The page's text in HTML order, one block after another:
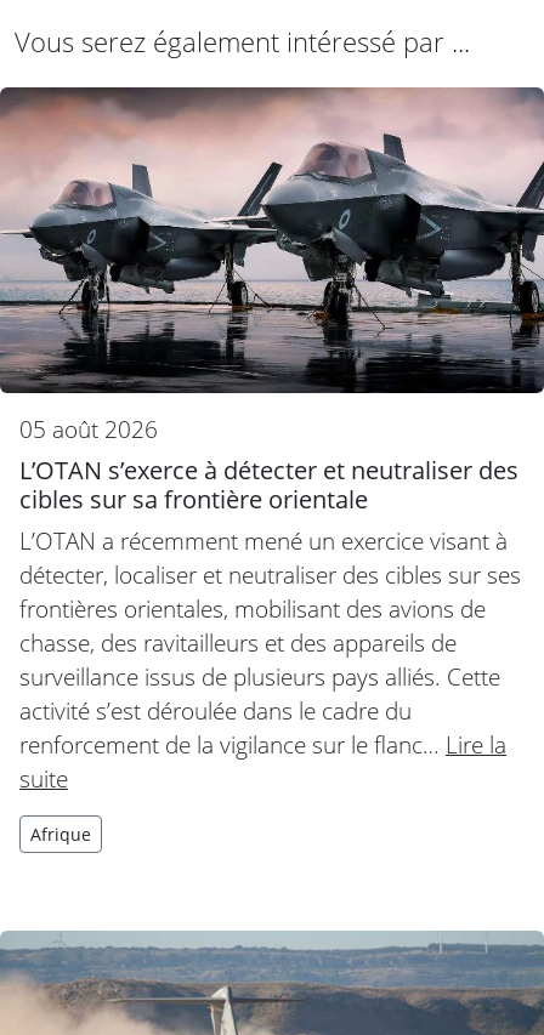
Vous serez également intéressé par ...
05 août 2026
L’OTAN s’exerce à détecter et neutraliser des
cibles sur sa frontière orientale
L’OTAN a récemment mené un exercice visant à
détecter, localiser et neutraliser des cibles sur ses
frontières orientales, mobilisant des avions de
chasse, des ravitailleurs et des appareils de
surveillance issus de plusieurs pays alliés. Cette
activité s’est déroulée dans le cadre du
renforcement de la vigilance sur le flanc… Lire la
suite
Afrique